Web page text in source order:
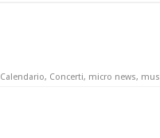
Calendario, Concerti, micro news,